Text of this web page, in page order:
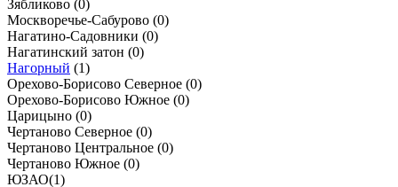
Зябликово (0)
Москворечье-Сабурово (0)
Нагатино-Садовники (0)
Нагатинский затон (0)
Нагорный (1)
Орехово-Борисово Северное (0)
Орехово-Борисово Южное (0)
Царицыно (0)
Чертаново Северное (0)
Чертаново Центральное (0)
Чертаново Южное (0)
ЮЗАО(1)